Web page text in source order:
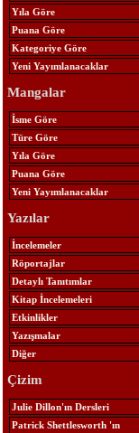
Yıla Göre
Puana Göre
Kategoriye Göre
Yeni Yayımlanacaklar
Mangalar
İsme Göre
Türe Göre
Yıla Göre
Puana Göre
Yeni Yayımlanacaklar
Yazılar
İncelemeler
Röportajlar
Detaylı Tanıtımlar
Kitap İncelemeleri
Etkinlikler
Yazışmalar
Diğer
Çizim
Julie Dillon'ın Dersleri
Patrick Shettlesworth 'ın